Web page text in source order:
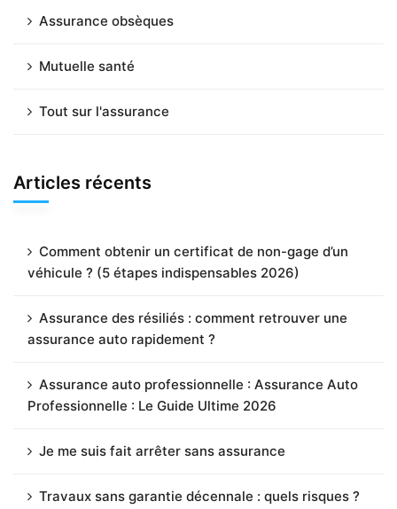
Assurance obsèques
Mutuelle santé
Tout sur l'assurance
Articles récents
Comment obtenir un certificat de non-gage d’un
véhicule ? (5 étapes indispensables 2026)
Assurance des résiliés : comment retrouver une
assurance auto rapidement ?
Assurance auto professionnelle : Assurance Auto
Professionnelle : Le Guide Ultime 2026
Je me suis fait arrêter sans assurance
Travaux sans garantie décennale : quels risques ?